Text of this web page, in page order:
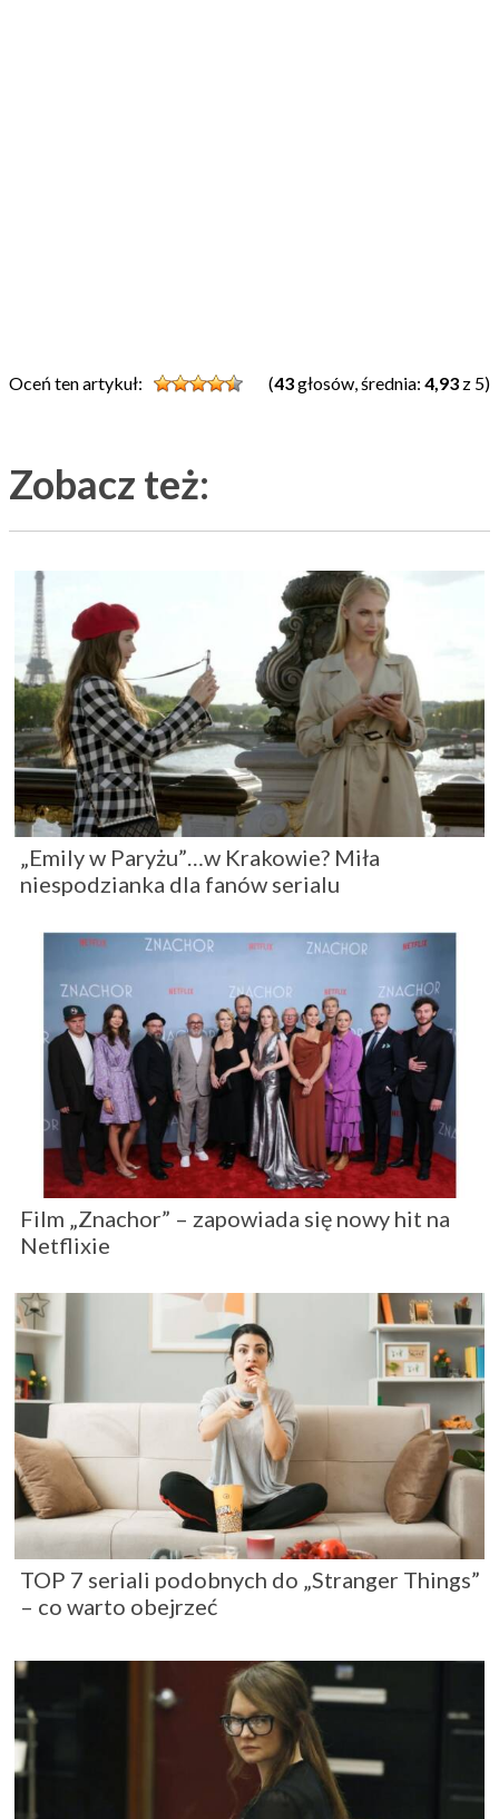
Oceń ten artykuł: (43głosów, średnia: 4,93 z 5)
Zobacz też:
„Emily w Paryżu”…w Krakowie? Miła
niespodzianka dla fanów serialu
Film „Znachor” – zapowiada się nowy hit na
Netflixie
TOP 7 seriali podobnych do „Stranger Things”
– co warto obejrzeć